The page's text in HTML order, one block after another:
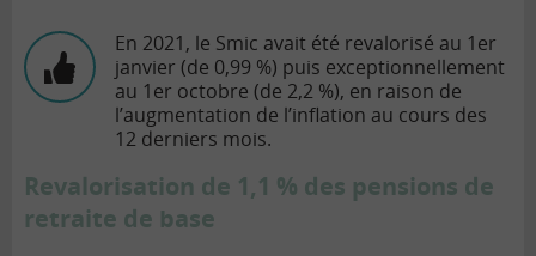
En 2021, le Smic avait été revalorisé au 1er
janvier (de 0,99 %) puis exceptionnellement
au 1er octobre (de 2,2 %), en raison de
l’augmentation de l’inflation au cours des
12 derniers mois.
Revalorisation de 1,1 % des pensions de
retraite de base